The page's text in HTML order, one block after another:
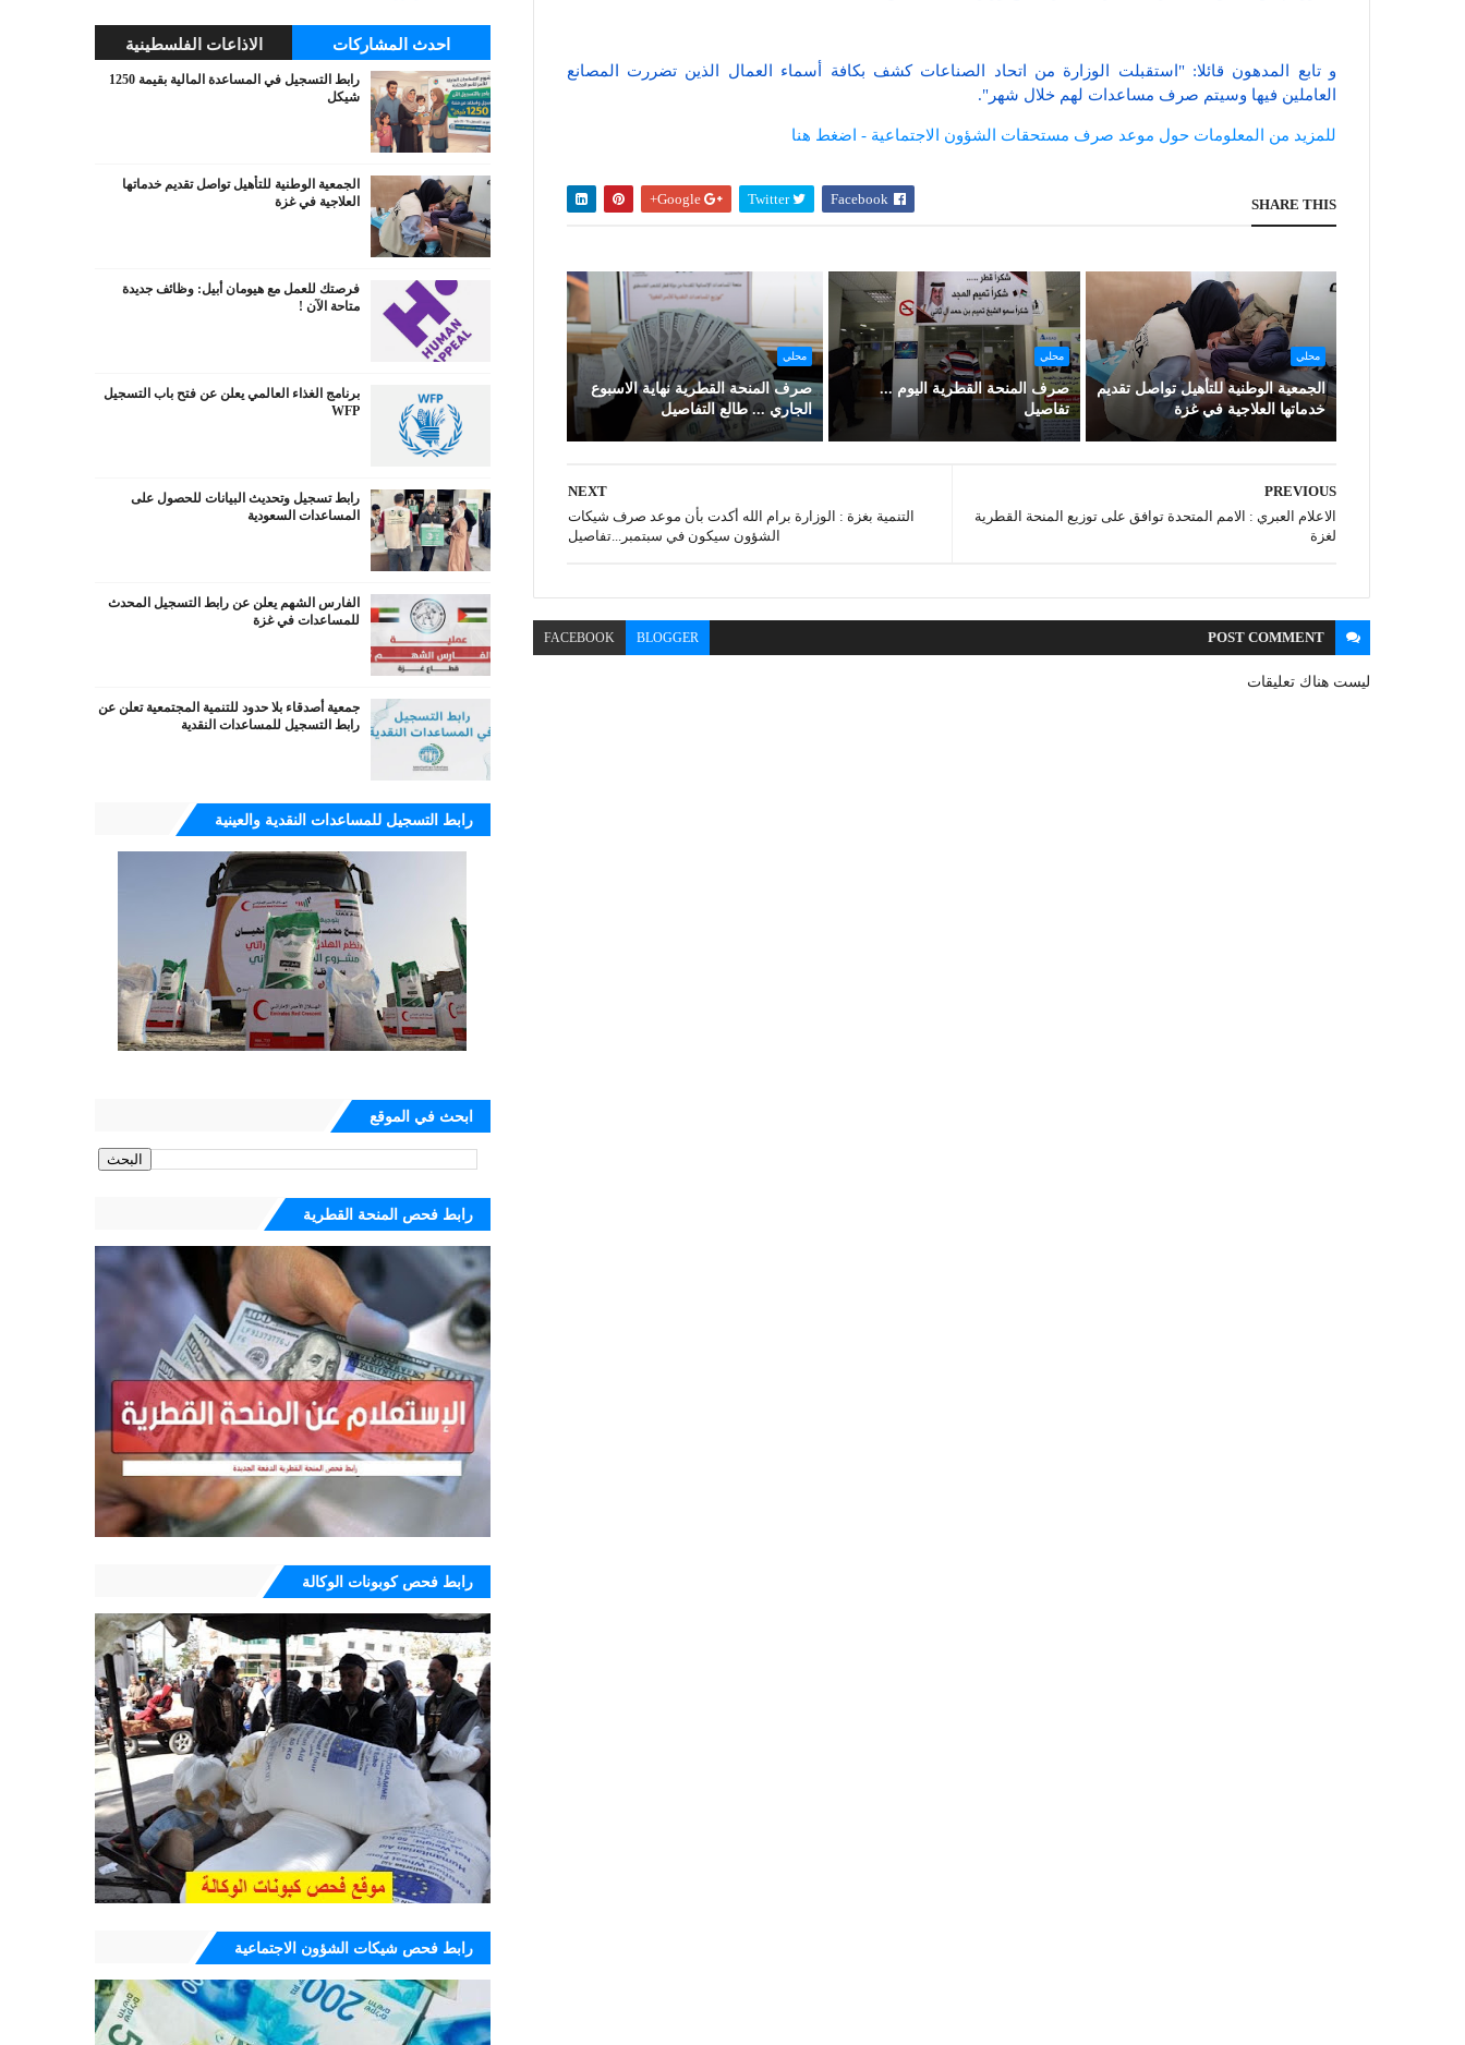
و تابع المدهون قائلا: "استقبلت الوزارة من اتحاد الصناعات كشف بكافة أسماء العمال الذين تضررت المصانع
العاملين فيها وسيتم صرف مساعدات لهم خلال شهر".
للمزيد من المعلومات حول موعد صرف مستحقات الشؤون الاجتماعية - اضغط هنا
SHARE THIS
Facebook
Twitter
Google+
محلي
الجمعية الوطنية للتأهيل تواصل تقديم
خدماتها العلاجية في غزة
محلي
صرف المنحة القطرية اليوم ...
تفاصيل
محلي
صرف المنحة القطرية نهاية الاسبوع
الجاري ... طالع التفاصيل
NEXT
التنمية بغزة : الوزارة برام الله أكدت بأن موعد صرف شيكات
الشؤون سيكون في سبتمبر...تفاصيل
PREVIOUS
الاعلام العبري : الامم المتحدة توافق على توزيع المنحة القطرية
لغزة
POST COMMENT
BLOGGER
FACEBOOK
ليست هناك تعليقات
احدث المشاركات الاذاعات الفلسطينية
رابط التسجيل في المساعدة المالية بقيمة 1250
شيكل
الجمعية الوطنية للتأهيل تواصل تقديم خدماتها
العلاجية في غزة
فرصتك للعمل مع هيومان أبيل: وظائف جديدة
متاحة الآن !
برنامج الغذاء العالمي يعلن عن فتح باب التسجيل
WFP
رابط تسجيل وتحديث البيانات للحصول على
المساعدات السعودية
الفارس الشهم يعلن عن رابط التسجيل المحدث
للمساعدات في غزة
جمعية أصدقاء بلا حدود للتنمية المجتمعية تعلن عن
رابط التسجيل للمساعدات النقدية
رابط التسجيل للمساعدات النقدية والعينية
ابحث في الموقع
رابط فحص المنحة القطرية
رابط فحص كوبونات الوكالة
رابط فحص شيكات الشؤون الاجتماعية